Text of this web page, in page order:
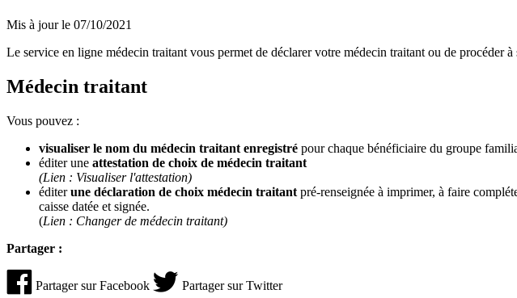
Mis à jour le 07/10/2021
Le service en ligne médecin traitant vous permet de déclarer votre médecin traitant ou de procéder à
Médecin traitant
Vous pouvez :
visualiser le nom du médecin traitant enregistré pour chaque bénéficiaire du groupe
éditer une attestation de choix de médecin traitant
(Lien : Visualiser l'attestation)
éditerune déclaration de choix médecin traitant pré-renseignée à imprimer, à faire
caisse datée et signée.
(Lien : Changer de médecin traitant)
Partager :
Partager sur Facebook Partager sur Twitter